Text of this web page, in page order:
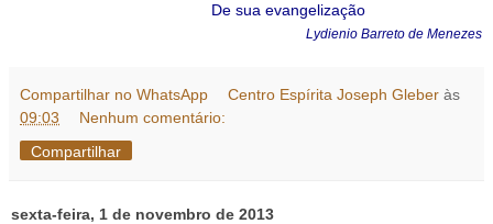
De sua evangelização
Lydienio Barreto de Menezes
Compartilhar no WhatsApp Centro Espírita Joseph Gleber às
09:03
Nenhum comentário:
Compartilhar
sexta-feira, 1 de novembro de 2013